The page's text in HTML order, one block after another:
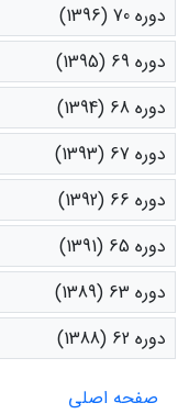
دوره 70 (1396)
دوره 69 (1395)
دوره 68 (1394)
دوره 67 (1393)
دوره 66 (1392)
دوره 65 (1391)
دوره 63 (1389)
دوره 62 (1388)
صفحه اصلی